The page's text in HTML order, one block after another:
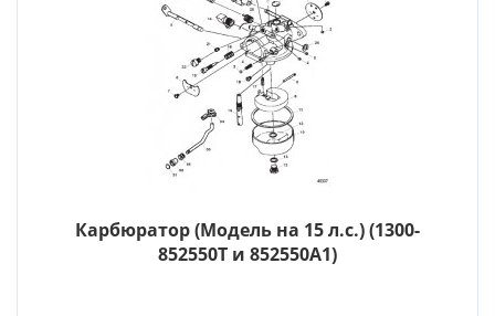
Карбюратор (Модель на 15 л.с.) (1300-
852550T и 852550A1)